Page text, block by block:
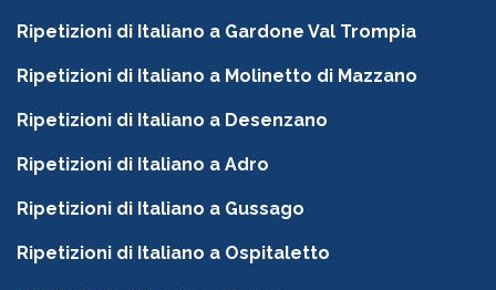
Ripetizioni di Italiano a Gardone Val Trompia
Ripetizioni di Italiano a Molinetto di Mazzano
Ripetizioni di Italiano a Desenzano
Ripetizioni di Italiano a Adro
Ripetizioni di Italiano a Gussago
Ripetizioni di Italiano a Ospitaletto